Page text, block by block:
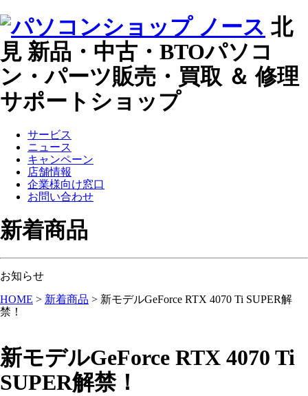
北
見 新品・中古・BTOパソコ
ン・パーツ販売・買取 ＆ 修理
サポートショップ
サービス
ニュース
キャンペーン
店舗情報
企業様向け窓口
お問い合わせ
新着商品
お知らせ
HOME > 新着商品 > 新モデルGeForce RTX 4070 Ti SUPER解
禁！
新モデルGeForce RTX 4070 Ti
SUPER解禁！